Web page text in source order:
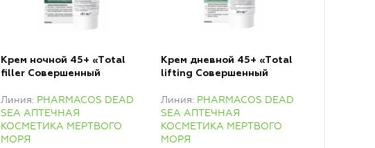
Крем ночной 45+ «Тotal
filler Совершенный
Линия PHARMACOS DEAD
SEA АПТЕЧНАЯ
КОСМЕТИКА МЕРТВОГО
МОРЯ
Крем дневной 45+ «Тotal
lifting Совершенный
SPF 15
Линия PHARMACOS DEAD
SEA АПТЕЧНАЯ
КОСМЕТИКА МЕРТВОГО
МОРЯ